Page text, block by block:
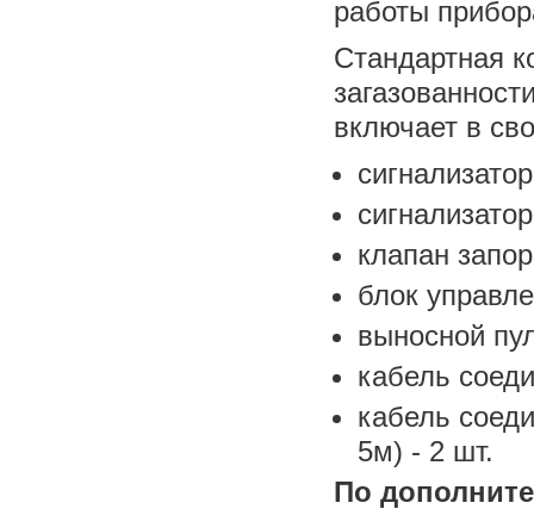
работы
Стандартная
включает в
клапан
блок
выносной
кабель
кабель
5м) - 2 шт.
По